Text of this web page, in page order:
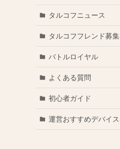
タルコフニュース
タルコフフレンド募集
バトルロイヤル
よくある質問
初心者ガイド
運営おすすめデバイス